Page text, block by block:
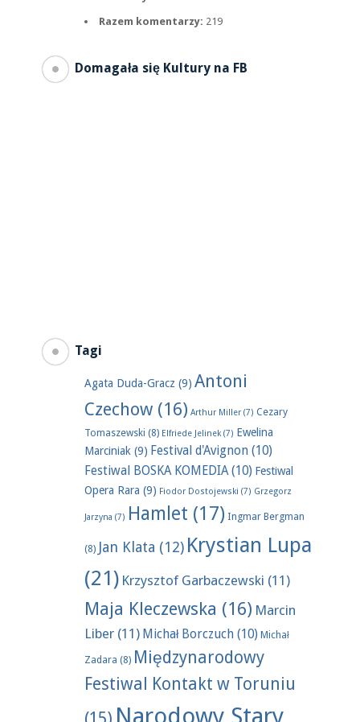
Razem komentarzy: 219
Domagała się Kultury na FB
Tagi
Agata Duda-Gracz(9) Antoni
Czechow(16) Arthur Miller(7) Cezary
Tomaszewski (8) Elfriede Jelinek(7) Ewelina
Marciniak(9) Festival d'Avignon (10)
Festiwal BOSKA KOMEDIA(10) Festiwal
Opera Rara (9) Fiodor Dostojewski (7) Grzegorz
Jarzyna (7) Hamlet (17) Ingmar Bergman
(8) Jan Klata (12) Krystian Lupa
(21) Krzysztof Garbaczewski (11)
Maja Kleczewska (16) Marcin
Liber(11) Michał Borczuch (10) Michał
Zadara (8) Międzynarodowy
Festiwal Kontakt w Toruniu